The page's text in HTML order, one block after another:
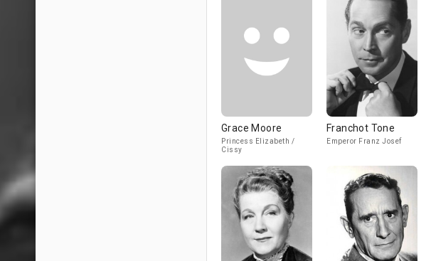
Grace Moore
Princess Elizabeth /
Cissy
Franchot Tone
Emperor Franz Josef